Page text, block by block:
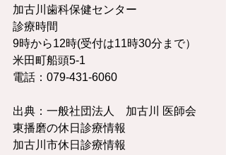
加古川歯科保健センター
診療時間
9時から12時(受付は11時30分まで）
米田町船頭5-1
電話：079-431-6060
出典：一般社団法人　加古川 医師会
東播磨の休日診療情報
加古川市休日診療情報